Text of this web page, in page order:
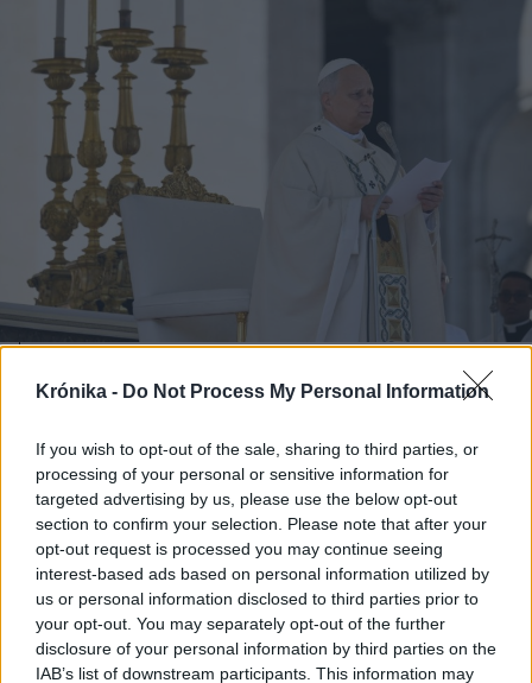
Krónika - Do Not Process My Personal Information
If you wish to opt-out of the sale, sharing to third parties, or
processing of your personal or sensitive information for
targeted advertising by us, please use the below opt-out
section to confirm your selection. Please note that after your
opt-out request is processed you may continue seeing
interest-based ads based on personal information utilized by
us or personal information disclosed to third parties prior to
your opt-out. You may separately opt-out of the further
disclosure of your personal information by third parties on the
IAB’s list of downstream participants. This information may
2025. december 24., szerda
napján tartsanak egy nap békét” –
Karácsonyi tűzszünetet sürget
XIV. Leó pápa